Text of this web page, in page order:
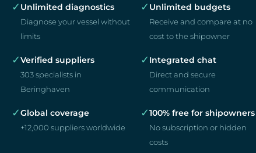
✓ Unlimited diagnostics
Diagnose your vessel without
limits
✓ Unlimited budgets
Receive and compare at no
cost to the shipowner
✓Verified suppliers
303 specialists in
Beringhaven
✓ Integrated chat
Direct and secure
communication
✓Global coverage
+12,000 suppliers worldwide
✓100% free for shipowners
No subscription or hidden
costs